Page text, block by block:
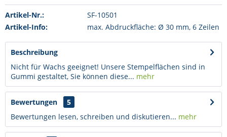
Artikel-Nr.:
SF-10501
Artikel-Info:
max. Abdruckfläche: Ø 30 mm, 6 Zeilen
Beschreibung
Nicht für Wachs geeignet! Unsere Stempelflächen sind in
Gummi gestaltet, Sie können diese... mehr
Bewertungen
5
Bewertungen lesen, schreiben und diskutieren... mehr